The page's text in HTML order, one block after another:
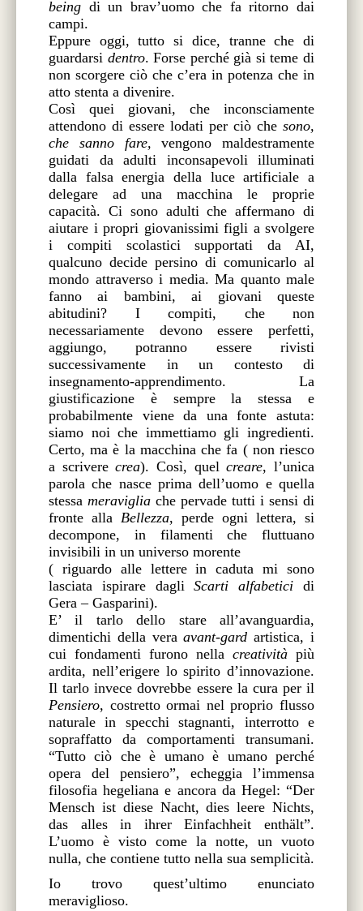
being di un brav’uomo che fa ritorno dai
campi.
Eppure oggi, tutto si dice, tranne che di
guardarsi dentro. Forse perché già si teme di
non scorgere ciò che c’era in potenza che in
atto stenta a divenire.
Così quei giovani, che inconsciamente
attendono di essere lodati per ciò che sono,
che sanno fare,vengono maldestramente
guidati da adulti inconsapevoli illuminati
dalla falsa energia della luce artificiale a
delegare ad una macchina le proprie
capacità. Ci sono adulti che affermano di
aiutare i propri giovanissimi figli a svolgere
i compiti scolastici supportati da AI,
qualcuno decide persino di comunicarlo al
mondo attraverso i media. Ma quanto male
fanno ai bambini, ai giovani queste
abitudini? I compiti, che non
necessariamente devono essere perfetti,
aggiungo, potranno essere rivisti
successivamente in un contesto di
insegnamento-apprendimento.
La
giustificazione è sempre la stessa e
probabilmente viene da una fonte astuta:
siamo noi che immettiamo gli ingredienti.
Certo, ma è la macchina che fa ( non riesco
a scriverecrea). Così, quelcreare, l’unica
parola che nasce prima dell’uomo e quella
stessa meraviglia che pervade tutti i sensi di
fronte alla Bellezza, perde ogni lettera, si
decompone, in filamenti che fluttuano
invisibili in un universo morente
( riguardo alle lettere in caduta mi sono
lasciata ispirare dagliScarti alfabetici di
Gera – Gasparini).
E’ il tarlo dello stare all’avanguardia,
dimentichi della veraavant-gard artistica, i
cui fondamenti furono nella creatività più
ardita, nell’erigere lo spirito d’innovazione.
Il tarlo invece dovrebbe essere la cura per il
Pensiero, costretto ormai nel proprio flusso
naturale in specchi stagnanti, interrotto e
sopraffatto da comportamenti transumani.
“Tutto ciò che è umano è umano perché
opera del pensiero”, echeggia l’immensa
filosofia hegeliana e ancora da Hegel: “Der
Mensch ist diese Nacht, dies leere Nichts,
das alles in ihrer Einfachheit enthält”.
L’uomo è visto come la notte, un vuoto
nulla, che contiene tutto nella sua semplicità.
Io trovo quest’ultimo enunciato
meraviglioso.